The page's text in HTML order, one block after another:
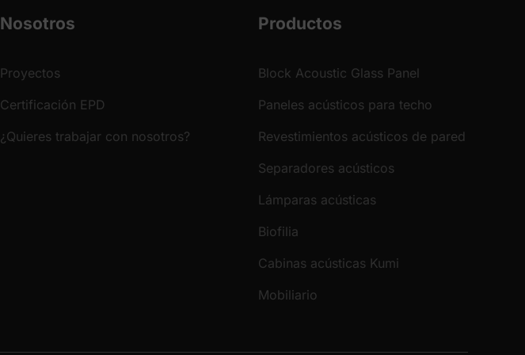
Nosotros
Proyectos
Certificación EPD
¿Quieres trabajar con nosotros?
Productos
Block Acoustic Glass Panel
Paneles acústicos para techo
Revestimientos acústicos de pared
Separadores acústicos
Lámparas acústicas
Biofilia
Cabinas acústicas Kumi
Mobiliario